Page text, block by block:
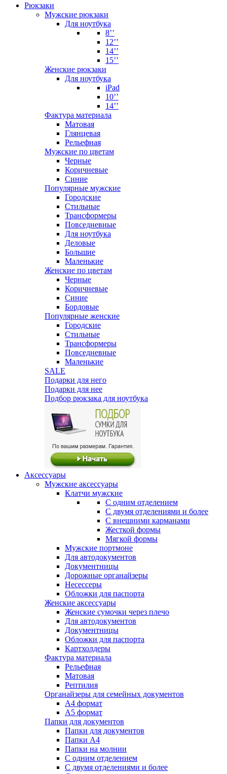
Рюкзаки
Мужские рюкзаки
Для ноутбука
8’’
12’’
14’’
15’’
Женские рюкзаки
Для ноутбука
iPad
10’’
14’’
Фактура материала
Матовая
Глянцевая
Рельефная
Мужские по цветам
Черные
Коричневые
Синие
Популярные мужские
Городские
Стильные
Трансформеры
Повседневные
Для ноутбука
Деловые
Большие
Маленькие
Женские по цветам
Черные
Коричневые
Синие
Бордовые
Популярные женские
Городские
Стильные
Трансформеры
Повседневные
Маленькие
SALE
Подарки для него
Подарки для нее
Подбор рюкзака для ноутбука
Аксессуары
Мужские аксессуары
Клатчи мужские
С одним отделением
С двумя отделениями и более
С внешними карманами
Жесткой формы
Мягкой формы
Мужские портмоне
Для автодокументов
Документницы
Дорожные органайзеры
Несессеры
Обложки для паспорта
Женские аксессуары
Женские сумочки через плечо
Для автодокументов
Документницы
Обложки для паспорта
Картхолдеры
Фактура материала
Рельефная
Матовая
Рептилия
Органайзеры для семейных документов
А4 формат
А5 формат
Папки для документов
Папки для документов
Папки А4
Папки на молнии
С одним отделением
С двумя отделениями и более